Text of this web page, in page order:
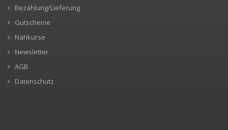
Bezahlung/Lieferung
Gutscheine
Nähkurse
Newsletter
AGB
Datenschutz